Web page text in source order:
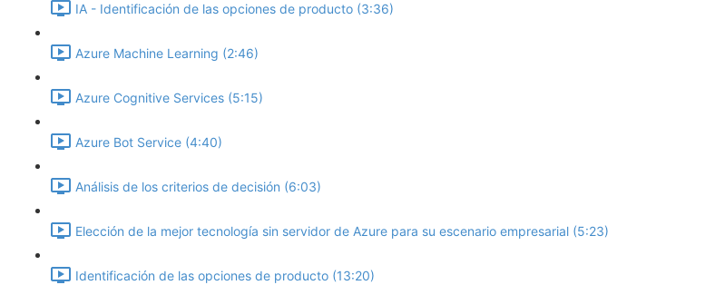
IA - Identificación de las opciones de producto (3:36)
Azure Machine Learning (2:46)
Azure Cognitive Services (5:15)
Azure Bot Service (4:40)
Análisis de los criterios de decisión (6:03)
Elección de la mejor tecnología sin servidor de Azure para su escenario empresarial (5:23)
Identificación de las opciones de producto (13:20)